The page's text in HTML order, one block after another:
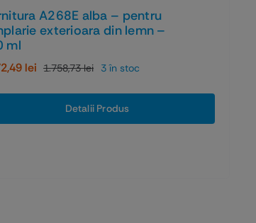
A268E alba – pentru
exterioara din lemn –
ml
1.758,73leiPrețul
inițial
a
fost:
lei
Prețul
curent
este:
1.172,49 lei.
3 în stoc
Detalii Produs